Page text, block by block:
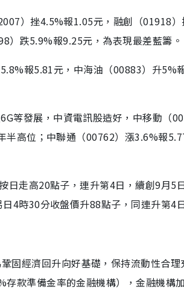
）挫4.5%報1.05元，融創（01918
）跌5.9%報9.25元，為表現最差藍籌。
報5.81元，中海油（00883）升5%
等發展，中資電訊股造好，中移動（
半高位；中聯通（00762）漲3.6%報
日走高20點子，連升第4日，續創9月5
4時30分收盤價升88點子，同連升第4
固經濟回升向好基礎，保持流動性合
款準備金率的金融機構），金融機構